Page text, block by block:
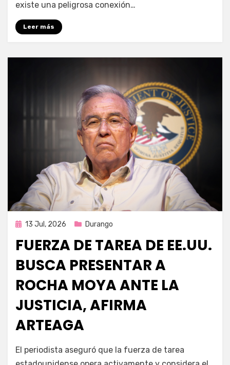
existe una peligrosa conexión…
Leer más
Publicada
13 Jul, 2026 Durango
FUERZA DE TAREA DE EE.UU.
BUSCA PRESENTAR A
ROCHA MOYA ANTE LA
JUSTICIA, AFIRMA
ARTEAGA
porFernando Miranda Servín
El periodista aseguró que la fuerza de tarea